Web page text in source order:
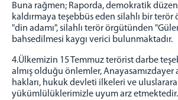
Buna rağmen; Raporda, demokratik
kaldırmaya teşebbüs eden silahlı bir
"din adamı", silahlı terör örgütünden
bahsedilmesi kaygı verici bulunmaktadır.
4.Ülkemizin 15 Temmuz terörist darbe
almış olduğu önlemler, Anayasamızdayer
hakları, hukuk devleti ilkeleri ve
yükümlülüklerimizle uyum arz etmektedir.